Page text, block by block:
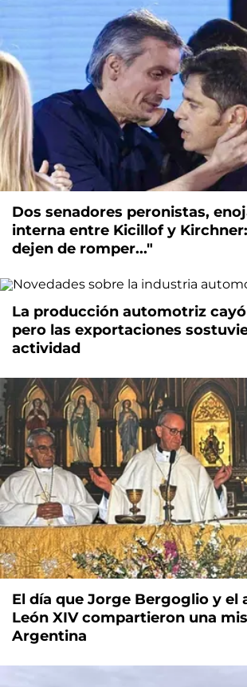
Dos senadores peronistas,
interna entre Kicillof y
dejen de romper..."
La producción automotriz cayó
pero las exportaciones
actividad
El día que Jorge Bergoglio y el
León XIV compartieron una
Argentina